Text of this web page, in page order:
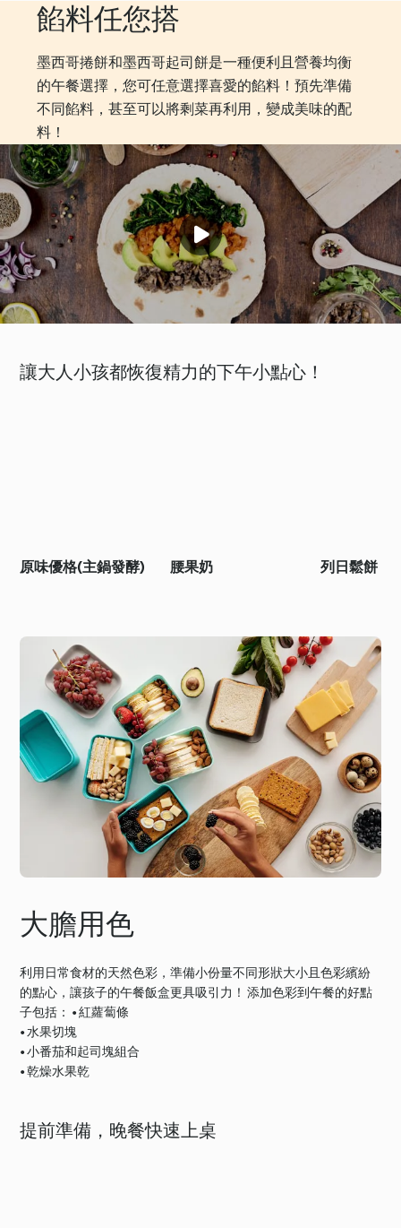
餡料任您搭
墨西哥捲餅和墨西哥起司餅是一種便利且營養均衡
的午餐選擇，您可任意選擇喜愛的餡料！預先準備
不同餡料，甚至可以將剩菜再利用，變成美味的配
料！
讓大人小孩都恢復精力的下午小點心！
原味優格(主鍋發酵) 腰果奶 列日鬆餅
大膽用色
利用日常食材的天然色彩，準備小份量不同形狀大小且色彩繽紛
的點心，讓孩子的午餐飯盒更具吸引力！ 添加色彩到午餐的好點
子包括： • 紅蘿蔔條
• 水果切塊
• 小番茄和起司塊組合
• 乾燥水果乾
提前準備，晚餐快速上桌